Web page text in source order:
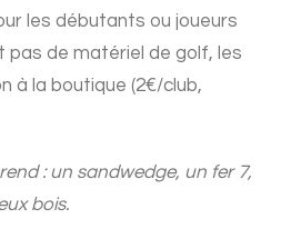
les débutants ou joueurs
pas de matériel de golf, les
à la boutique (2€/club,
: un sandwedge, un fer 7,
bois.